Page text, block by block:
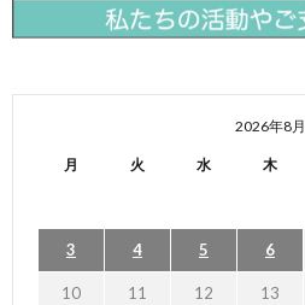
2026年8月
月 火 水 木
3 4 5 6
10 11 12 13